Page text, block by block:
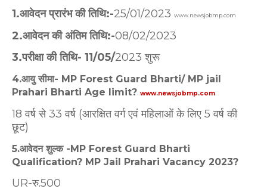
1.आवेदन प्रारंभ की तिथि:-25/01/2023 www.newsjobmp.com
2.आवेदन की अंतिम तिथि:-08/02/2023
3.परीक्षा की तिथि- 11/05/2023 शुरू
4.आयु सीमा- MP Forest Guard Bharti/ MP jail
Prahari Bharti Age limit? www.newsjobmp.com
18 वर्ष से 33 वर्ष (आरक्षित वर्ग एवं महिलाओं के लिए 5 वर्ष की
छूट)
5.आवेदन शुल्क -MP Forest Guard Bharti
Qualification? MP Jail Prahari Vacancy 2023?
UR-रु.500